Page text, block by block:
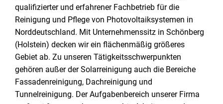
qualifizierter und erfahrener Fachbetrieb für die
Reinigung und Pflege von Photovoltaiksystemen in
Norddeutschland. Mit Unternehmenssitz in Schönberg
(Holstein) decken wir ein flächenmäßig größeres
Gebiet ab. Zu unseren Tätigkeitsschwerpunkten
gehören außer der Solarreinigung auch die Bereiche
Fassadenreinigung, Dachreinigung und
Tunnelreinigung. Der Aufgabenbereich unserer Firma